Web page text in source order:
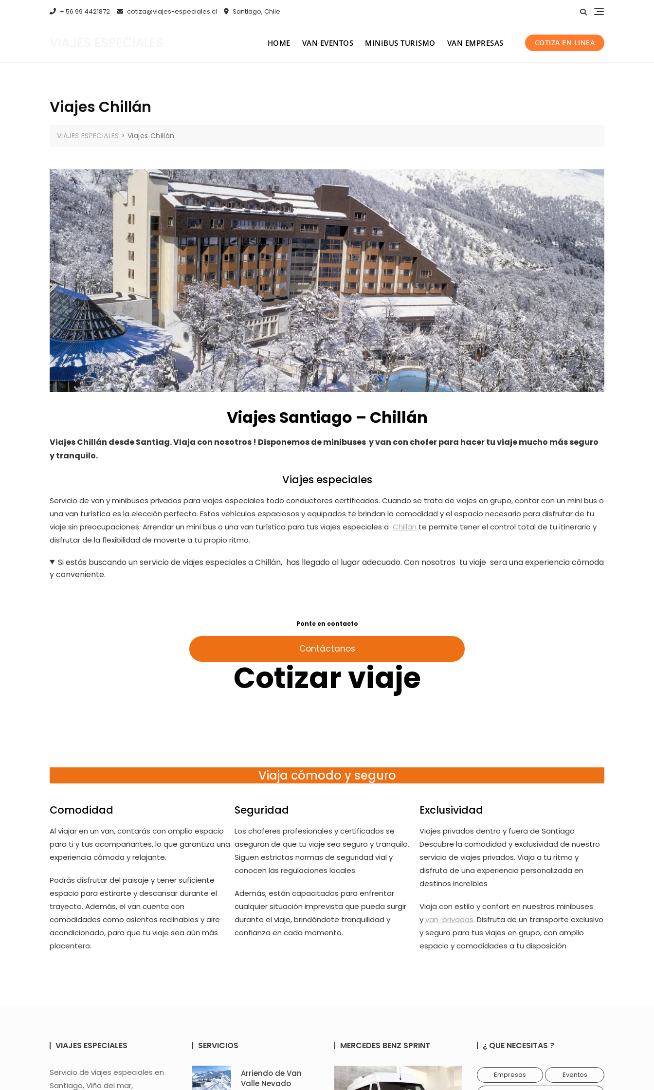
+ 56 99 4421872 cotiza@viajes-especiales.cl Santiago, Chile
HOME VAN EVENTOS MINIBUS TURISMO VAN EMPRESAS COTIZA EN LINEA
Viajes Chillán
VIAJES ESPECIALES >Viajes Chillán
Viajes Santiago – Chillán
Viajes Chillán desde Santiag. VIaja con nosotros ! Disponemos de minibuses y van con chofer para hacer tu viaje mucho más seguro
y tranquilo.
Viajes especiales
Servicio de van y minibuses privados para viajes especiales todo conductores certificados. Cuando se trata de viajes en grupo, contar con un mini bus o
una van turística es la elección perfecta. Estos vehículos espaciosos y equipados te brindan la comodidad y el espacio necesario para disfrutar de tu
viaje sin preocupaciones. Arrendar un mini bus o una van turística para tus viajes especiales a Chillán te permite tener el control total de tu itinerario y
disfrutar de la flexibilidad de moverte a tu propio ritmo.
Si estás buscando un servicio de viajes especiales a Chillán, has llegado al lugar adecuado. Con nosotros tu viaje sera una experiencia cómoda
y conveniente.
Ponte en contacto
Contáctanos
Cotizar viaje
Viaja cómodo y seguro
Comodidad
Al viajar en un van, contarás con amplio espacio
para ti y tus acompañantes, lo que garantiza una
experiencia cómoda y relajante.
Podrás disfrutar del paisaje y tener suficiente
espacio para estirarte y descansar durante el
trayecto. Además, el van cuenta con
comodidades como asientos reclinables y aire
acondicionado, para que tu viaje sea aún más
placentero.
Seguridad
Los choferes profesionales y certificados se
aseguran de que tu viaje sea seguro y tranquilo.
Siguen estrictas normas de seguridad vial y
conocen las regulaciones locales.
Además, están capacitados para enfrentar
cualquier situación imprevista que pueda surgir
durante el viaje, brindándote tranquilidad y
confianza en cada momento.
Exclusividad
Viajes privados dentro y fuera de Santiago
Descubre la comodidad y exclusividad de nuestro
servicio de viajes privados. Viaja a tu ritmo y
disfruta de una experiencia personalizada en
destinos increíbles
Viaja con estilo y confort en nuestros minibuses
yvan privadas. Disfruta de un transporte exclusivo
y seguro para tus viajes en grupo, con amplio
espacio y comodidades a tu disposición
VIAJES ESPECIALES
Servicio de viajes especiales en
Santiago, Viña del mar,
SERVICIOS
Arriendo de Van
Valle Nevado
MERCEDES BENZ SPRINT ¿ QUE NECESITAS ?
Empresas
Eventos